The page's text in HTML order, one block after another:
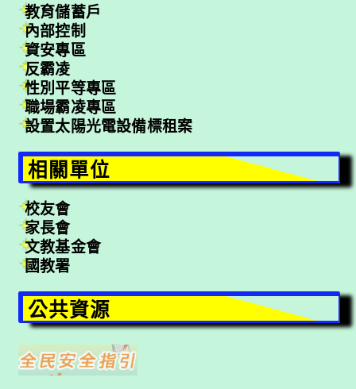
教育儲蓄戶
內部控制
資安專區
反霸凌
性別平等專區
職場霸凌專區
設置太陽光電設備標租案
相關單位
校友會
家長會
文教基金會
國教署
公共資源